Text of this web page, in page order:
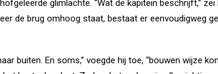
glimlachte. “Wat de kapitein beschrijft,” zei
de brug omhoog staat, bestaat er eenvoudigweg
buiten. En soms,” voegde hij toe, “bouwen wijze